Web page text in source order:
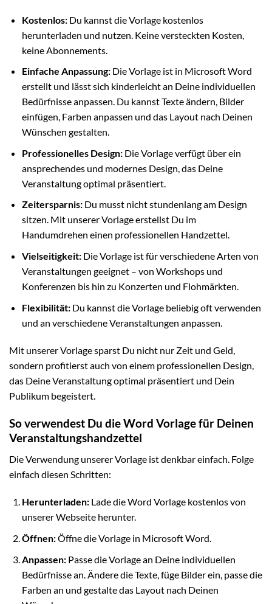
Kostenlos:Du kannst die Vorlage kostenlos
herunterladen und nutzen. Keine versteckten Kosten,
keine Abonnements.
Einfache Anpassung:Die Vorlage ist in Microsoft Word
erstellt und lässt sich kinderleicht an Deine individuellen
Bedürfnisse anpassen. Du kannst Texte ändern, Bilder
einfügen, Farben anpassen und das Layout nach Deinen
Wünschen gestalten.
Professionelles Design:Die Vorlage verfügt über ein
ansprechendes und modernes Design, das Deine
Veranstaltung optimal präsentiert.
Zeitersparnis:Du musst nicht stundenlang am Design
sitzen. Mit unserer Vorlage erstellst Du im
Handumdrehen einen professionellen Handzettel.
Vielseitigkeit:Die Vorlage ist für verschiedene Arten von
Veranstaltungen geeignet – von Workshops und
Konferenzen bis hin zu Konzerten und Flohmärkten.
Flexibilität:Du kannst die Vorlage beliebig oft verwenden
und an verschiedene Veranstaltungen anpassen.
Mit unserer Vorlage sparst Du nicht nur Zeit und Geld,
sondern profitierst auch von einem professionellen Design,
das Deine Veranstaltung optimal präsentiert und Dein
Publikum begeistert.
So verwendest Du die Word Vorlage für Deinen
Veranstaltungshandzettel
Die Verwendung unserer Vorlage ist denkbar einfach. Folge
einfach diesen Schritten:
Herunterladen:Lade die Word Vorlage kostenlos von
unserer Webseite herunter.
Öffnen:Öffne die Vorlage in Microsoft Word.
Anpassen:Passe die Vorlage an Deine individuellen
Bedürfnisse an. Ändere die Texte, füge Bilder ein, passe die
Farben an und gestalte das Layout nach Deinen